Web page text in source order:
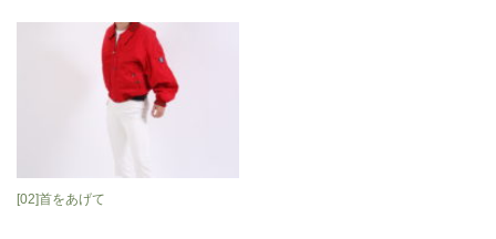
[02]首をあげて